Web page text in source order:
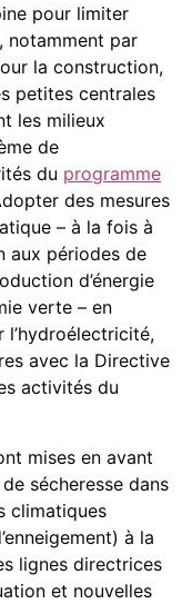
pour limiter
notamment par
la construction,
petites centrales
les milieux
de
du programme
des mesures
– à la fois à
aux périodes de
d’énergie
verte – en
avec la Directive
activités du
mises en avant
sécheresse dans
climatiques
à la
lignes directrices
et nouvelles